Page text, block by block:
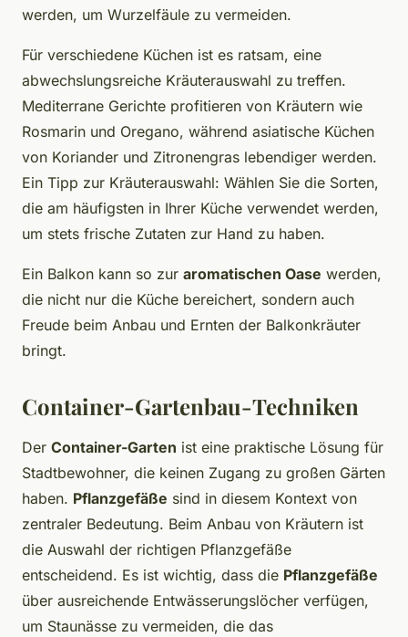
werden, um Wurzelfäule zu vermeiden.
Für verschiedene Küchen ist es ratsam, eine
abwechslungsreiche Kräuterauswahl zu treffen.
Mediterrane Gerichte profitieren von Kräutern wie
Rosmarin und Oregano, während asiatische Küchen
von Koriander und Zitronengras lebendiger werden.
Ein Tipp zur Kräuterauswahl: Wählen Sie die Sorten,
die am häufigsten in Ihrer Küche verwendet werden,
um stets frische Zutaten zur Hand zu haben.
Ein Balkon kann so zur aromatischen Oase werden,
die nicht nur die Küche bereichert, sondern auch
Freude beim Anbau und Ernten der Balkonkräuter
bringt.
Container-Gartenbau-Techniken
Der Container-Garten ist eine praktische Lösung für
Stadtbewohner, die keinen Zugang zu großen Gärten
haben. Pflanzgefäße sind in diesem Kontext von
zentraler Bedeutung. Beim Anbau von Kräutern ist
die Auswahl der richtigen Pflanzgefäße
entscheidend. Es ist wichtig, dass die Pflanzgefäße
über ausreichende Entwässerungslöcher verfügen,
um Staunässe zu vermeiden, die das